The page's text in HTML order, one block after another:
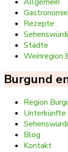
Gastronomie
Rezepte
Städte
Weinregion
Burgund
Region
Unterkünfte
Blog
Kontakt